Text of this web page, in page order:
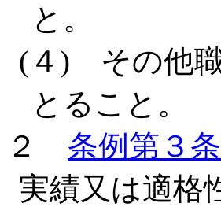
と。
(４) その他職
とること。
２ 条例第３
実績又は適格